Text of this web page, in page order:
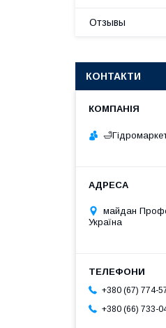
Отзывы
КОНТАКТИ
майдан
Україна
+380 (67) 774-
+380 (66) 733-